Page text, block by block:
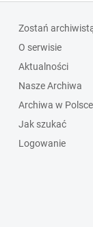
Zostań
O serwisie
Aktualności
Nasze Archiwa
Archiwa w Polsce
Jak szukać
Logowanie